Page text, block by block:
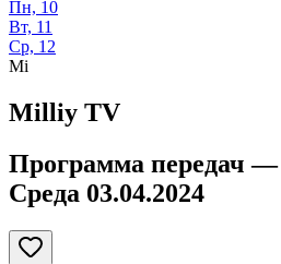
Пн, 10
Вт, 11
Ср, 12
Mi
Milliy TV
Программа передач —
Среда 03.04.2024